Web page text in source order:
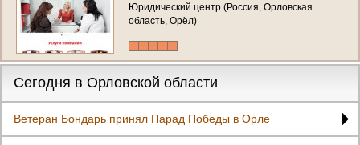
Юридический центр (Россия, Орловская
область, Орёл)
Сегодня в Орловской области
Ветеран Бондарь принял Парад Победы в Орле